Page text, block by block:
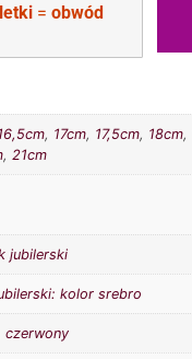
=obwód
, 17cm, 17,5cm, 18cm,
, 21cm
jubilerski
kolor srebro
czerwony